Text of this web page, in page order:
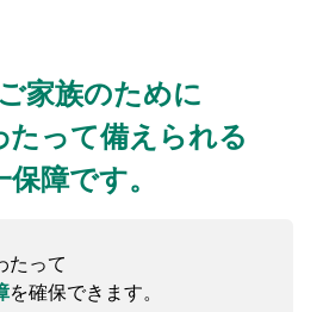
家族のために
たって備えられる
保障です。
たって
を確保できます。